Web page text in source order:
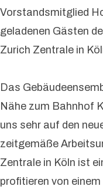
Vorstandsmitglied
geladenen Gästen
Zurich Zentrale in
Das
Nähe zum Bahnhof
uns sehr auf den
zeitgemäße
Zentrale in Köln ist
profitieren von